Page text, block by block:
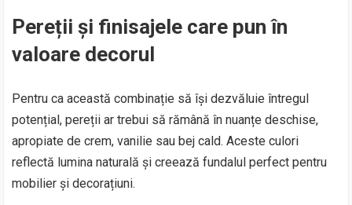
Pereții și finisajele care pun în
valoare decorul
Pentru ca această combinație să își dezvăluie întregul
potențial, pereții ar trebui să rămână în nuanțe deschise,
apropiate de crem, vanilie sau bej cald. Aceste culori
reflectă lumina naturală și creează fundalul perfect pentru
mobilier și decorațiuni.